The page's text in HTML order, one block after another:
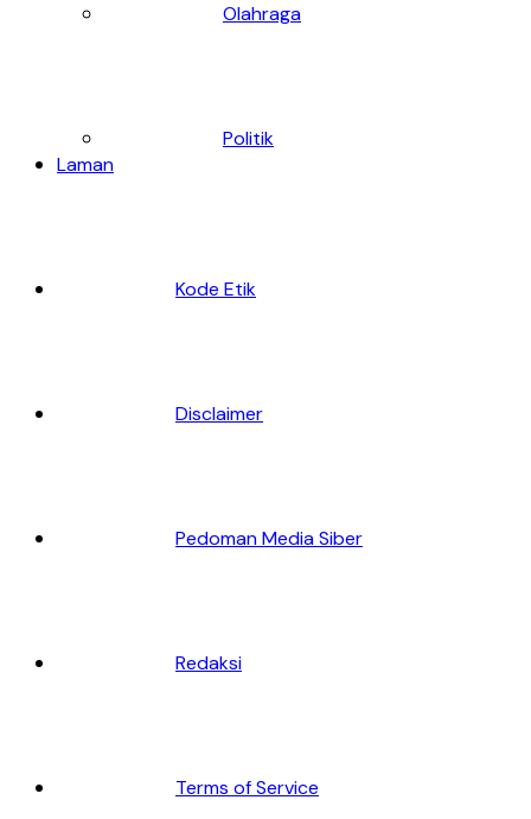
Olahraga
Politik
Laman
Kode Etik
Disclaimer
Pedoman Media Siber
Redaksi
Terms of Service